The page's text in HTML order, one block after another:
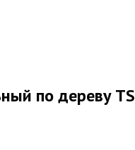
по дереву